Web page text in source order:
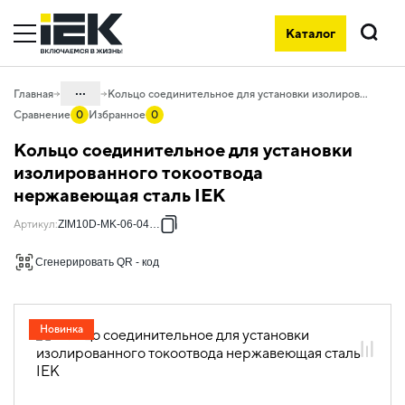
Каталог
Поиск
Главная ...
05.08 Молниезащита и заземление
05.08.02 Изолированная
05.08.02.03 Держатели для
Кольцо соединительное для установки изолированного токоотвода нержавеющая сталь IEK
Сравнение 0 Избранное 0
Кольцо соединительное для установки
изолированного токоотвода
нержавеющая сталь IEK
Новинка
Артикул:ZIM10D-MK-06-04-20
Сгенерировать QR - код